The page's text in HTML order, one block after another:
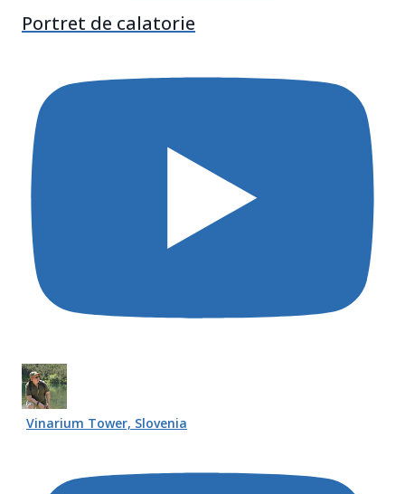
Portret de calatorie
Vinarium Tower, Slovenia